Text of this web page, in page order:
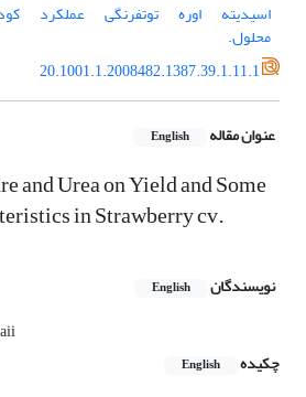
اسیدیته
اوره توتفرنگی عملکرد
محلول.
20.1001.1.2008482.1387.39.1.11.1
عنوان مقاله English
and Urea on Yield and Some
in Strawberry cv.
نویسندگان English
چکیده
English